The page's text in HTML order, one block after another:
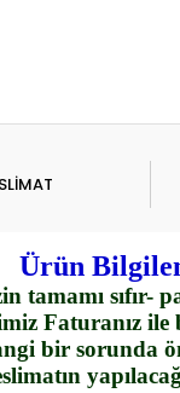
Ürün
tamamı sıfır-
Faturanız ile
bir sorunda